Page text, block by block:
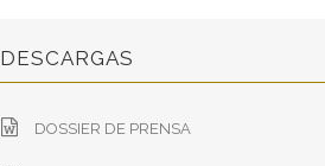
DESCARGAS
DOSSIER DE PRENSA